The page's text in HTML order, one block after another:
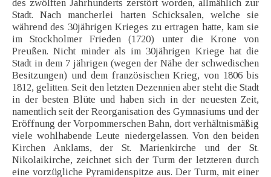
des zwölften Jahrhunderts zerstört worden, allmählich zur
Stadt. Nach mancherlei harten Schicksalen, welche sie
während des 30jährigen Krieges zu ertragen hatte, kam sie
im Stockholmer Frieden (1720) unter die Krone von
Preußen. Nicht minder als im 30jährigen Kriege hat die
Stadt in dem 7 jährigen (wegen der Nähe der schwedischen
Besitzungen) und dem französischen Krieg, von 1806 bis
1812, gelitten. Seit den letzten Dezennien aber steht die Stadt
in der besten Blüte und haben sich in der neuesten Zeit,
namentlich seit der Reorganisation des Gymnasiums und der
Eröffnung der Vorpommerschen Bahn, dort verhältnismäßig
viele wohlhabende Leute niedergelassen. Von den beiden
Kirchen Anklams, der St. Marienkirche und der St.
Nikolaikirche, zeichnet sich der Turm der letzteren durch
eine vorzügliche Pyramidenspitze aus. Der Turm, mit einer